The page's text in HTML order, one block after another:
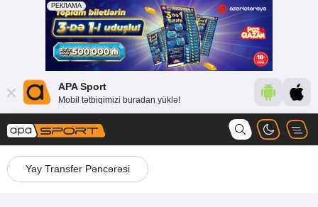
APA Sport
Mobil tətbiqimizi buradan yüklə!
Yay Transfer Pəncərəsi